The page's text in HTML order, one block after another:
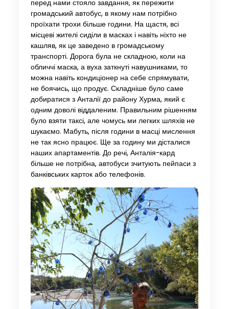
перед нами стояло завдання, як пережити
громадський автобус, в якому нам потрібно
проїхати трохи більше години. На щастя, всі
місцеві жителі сиділи в масках і навіть ніхто не
кашляв, як це заведено в громадському
транспорті. Дорога була не складною, коли на
обличчі маска, а вуха заткнуті навушниками, то
можна навіть кондиціонер на себе спрямувати,
не боячись, що продує. Складніше було саме
добиратися з Анталії до району Хурма, який є
одним доволі віддаленим. Правильним рішенням
було взяти таксі, але чомусь ми легких шляхів не
шукаємо. Мабуть, після години в масці мислення
не так ясно працює. Ще за годину ми дісталися
наших апартаментів. До речі, Анталія-кард
більше не потрібна, автобуси зчитують пейпаси з
банківських карток або телефонів.